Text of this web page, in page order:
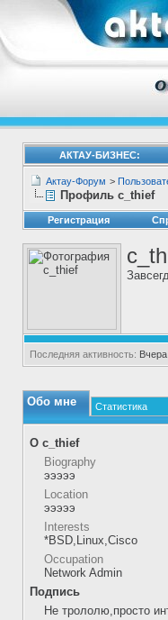
АКТАУ-БИЗНЕС:
Актау-Форум >
Профиль c_thief
Регистрация
Последняя активность: Вчера
Обо мне Статистика
О c_thief
Biography
эээээ
Location
эээээ
Interests
*BSD,Linux,Cisco
Occupation
Network Admin
Подпись
Не трололю,просто